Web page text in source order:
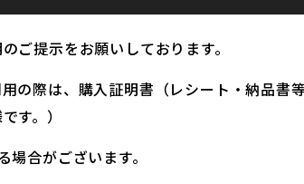
ご提示をお願いしております。
の際は、購入証明書（レシート・納品
す。）
合がございます。